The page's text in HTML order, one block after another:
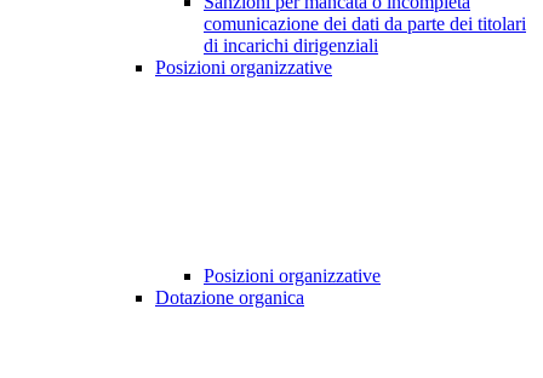
comunicazione dei dati da parte dei titolari
di incarichi dirigenziali
Posizioni organizzative
Posizioni organizzative
Dotazione organica